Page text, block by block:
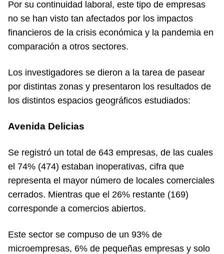
Por su continuidad laboral, este tipo de empresas
no se han visto tan afectados por los impactos
financieros de la crisis económica y la pandemia en
comparación a otros sectores.
Los investigadores se dieron a la tarea de pasear
por distintas zonas y presentaron los resultados de
los distintos espacios geográficos estudiados:
Avenida Delicias
Se registró un total de 643 empresas, de las cuales
el 74% (474) estaban inoperativas, cifra que
representa el mayor número de locales comerciales
cerrados. Mientras que el 26% restante (169)
corresponde a comercios abiertos.
Este sector se compuso de un 93% de
microempresas, 6% de pequeñas empresas y solo